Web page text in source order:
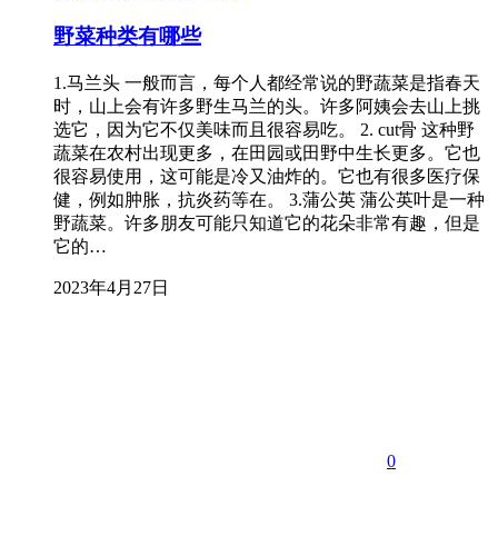
野菜种类有哪些
1.马兰头 一般而言，每个人都经常说的野蔬菜是指春天
时，山上会有许多野生马兰的头。许多阿姨会去山上挑
选它，因为它不仅美味而且很容易吃。 2. cut骨 这种野
蔬菜在农村出现更多，在田园或田野中生长更多。它也
很容易使用，这可能是冷又油炸的。它也有很多医疗保
健，例如肿胀，抗炎药等在。 3.蒲公英 蒲公英叶是一种
野蔬菜。许多朋友可能只知道它的花朵非常有趣，但是
它的…
2023年4月27日
0